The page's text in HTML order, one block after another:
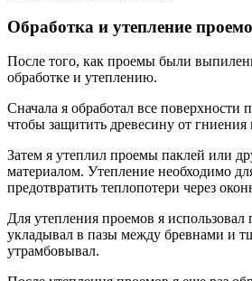
Обработка и утепление
После того, как проемы были
обработке и утеплению.
Сначала я обработал все поверхности
чтобы защитить древесину от гниения
Затем я утеплил проемы паклей или
материалом. Утепление необходимо
предотвратить теплопотери через
Для утепления проемов я
укладывал в пазы между бревнами и
утрамбовывал.